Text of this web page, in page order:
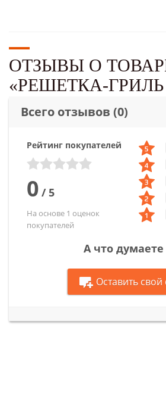
ОТЗЫВЫ О
«РЕШЕТКА-
Всего отзывов (0)
Рейтинг покупателей
0 /5
На основе 1 оценок
покупателей
А что
Оставить свой